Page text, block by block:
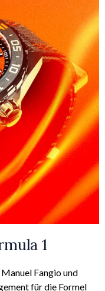
1
Fangio und
für die Formel